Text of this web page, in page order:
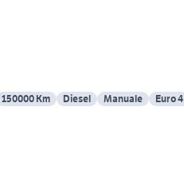
150000 Km Diesel Manuale Euro 4